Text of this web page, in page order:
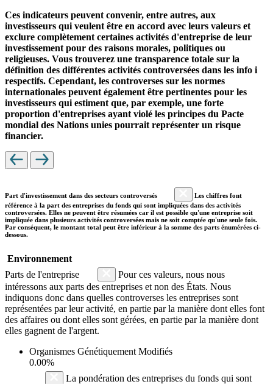
Ces indicateurs peuvent convenir, entre autres, aux
investisseurs qui veulent être en accord avec leurs valeurs et
exclure complètement certaines activités d'entreprise de leur
investissement pour des raisons morales, politiques ou
religieuses. Vous trouverez une transparence totale sur la
définition des différentes activités controversées dans les info i
respectifs. Cependant, les controverses sur les normes
internationales peuvent également être pertinentes pour les
investisseurs qui estiment que, par exemple, une forte
proportion d'entreprises ayant violé les principes du Pacte
mondial des Nations unies pourrait représenter un risque
financier.
Part d'investissement dans des secteurs controversés
Les chiffres font
référence à la part des entreprises du fonds qui sont impliquées dans des activités
controversées. Elles ne peuvent être résumées car il est possible qu'une entreprise soit
impliquée dans plusieurs activités controversées mais ne soit comptée qu'une seule fois.
Par conséquent, le montant total peut être inférieur à la somme des parts énumérées ci-
dessous.
Environnement
Parts de l'entreprise
Pour ces valeurs, nous nous
intéressons aux parts des entreprises et non des États. Nous
indiquons donc dans quelles controverses les entreprises sont
représentées par leur activité, en partie par la manière dont elles font
des affaires ou dont elles sont gérées, en partie par la manière dont
elles gagnent de l'argent.
Organismes Génétiquement Modifiés
0.00%
La pondération des entreprises du fonds qui sont